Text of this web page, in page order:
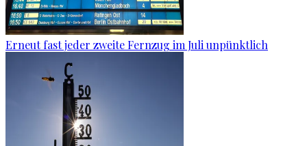
Erneut fast jeder zweite Fernzug im Juli unpünktlich